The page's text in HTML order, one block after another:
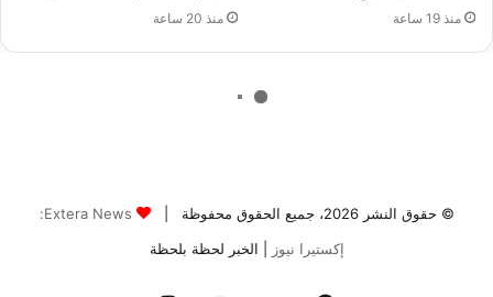
© حقوق النشر 2026، جميع الحقوق محفوظة |
Extera News:
إكستيرا نيوز
| الخبر لحظة بلحظة